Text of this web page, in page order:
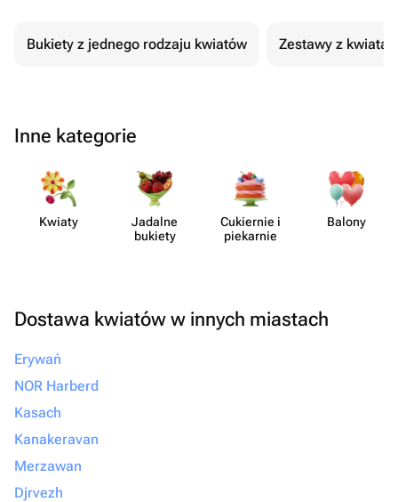
Bukiety z jednego rodzaju kwiatów Zestawy z
Inne kategorie
Kwiaty
Jadalne
bukiety
Cukiernie i
piekarnie
Balony
Dostawa kwiatów w innych miastach
Erywań
NOR Harberd
Kasach
Kanakeravan
Merzawan
Djrvezh